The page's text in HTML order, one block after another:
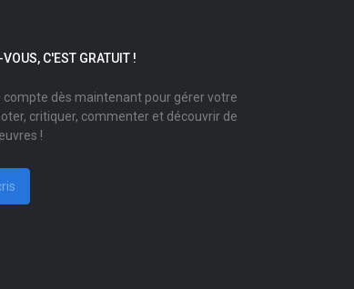
VOUS, C'EST GRATUIT !
compte dès maintenant pour gérer votre
critiquer, commenter et découvrir de
!